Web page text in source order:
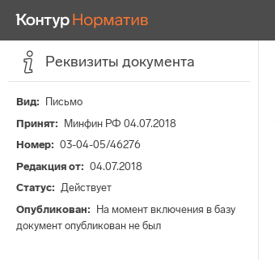
Реквизиты документа
Вид
Письмо
Принят
Минфин РФ 04.07.2018
Номер
03-04-05/46276
Редакция от
04.07.2018
Статус
Действует
Опубликован
На момент включения в базу
документ опубликован не был